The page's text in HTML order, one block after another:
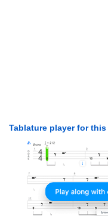
Tablature player for